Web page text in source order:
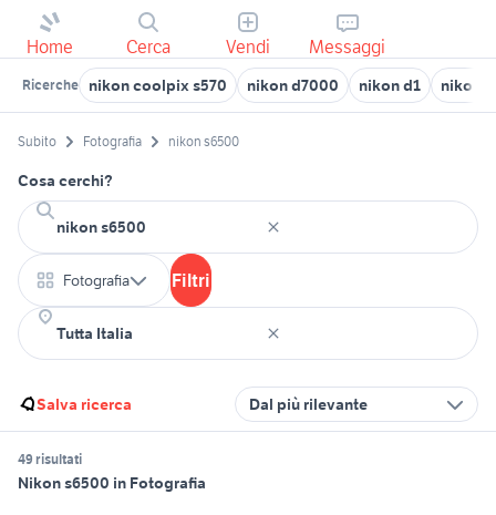
Home Cerca Vendi Messaggi
Ricerche nikon coolpix s570 nikon d7000 nikon d1 nikon
Subito Fotografia nikon s6500
Cosa cerchi?
Fotografia Filtri
Salva ricerca Dal più rilevante
49 risultati
Nikon s6500 in Fotografia